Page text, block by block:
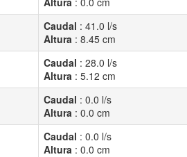
Caudal : 41.0 l/s
Altura : 8.45 cm
Caudal : 28.0 l/s
Altura : 5.12 cm
Caudal : 0.0 l/s
Altura : 0.0 cm
Caudal : 0.0 l/s
Altura : 0.0 cm